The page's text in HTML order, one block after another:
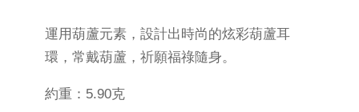
運用葫蘆元素，設計出時尚的炫彩葫蘆耳
環，常戴葫蘆，祈願福祿隨身。
約重：5.90克